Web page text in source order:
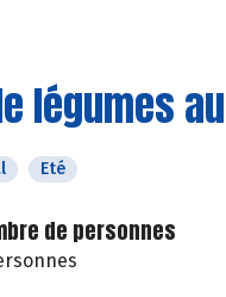
légumes
Eté
de personnes